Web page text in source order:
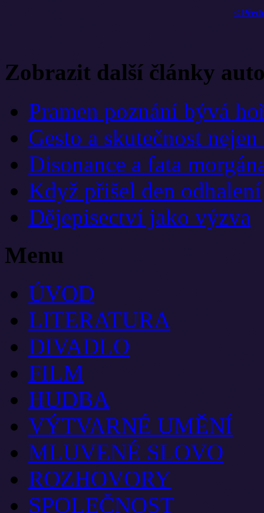
<
Zobrazit další články
Pramen poznání bývá
Gesto a skutečnost
Disonance a fata
Když přišel den odhalení
Dějepisectví jako výzva
Menu
ÚVOD
LITERATURA
DIVADLO
FILM
HUDBA
VÝTVARNÉ UMĚNÍ
MLUVENÉ SLOVO
ROZHOVORY
SPOLEČNOST